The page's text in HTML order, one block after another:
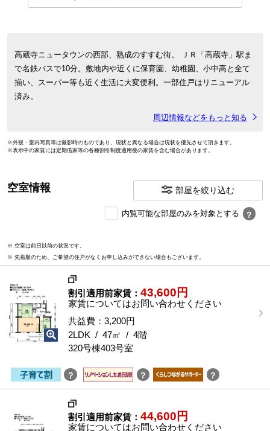
高蔵寺ニュータウンの西部、熟成のすすむ街。 ＪＲ「高蔵寺」駅ま
で名鉄バスで10分。敷地内や近くに保育園、幼稚園、小中高と全て
揃い、スーパー等も近く生活に大変便利。一部住戸はリニューアル
済み。
周辺情報などをもっと知る
※外観・室内写真等は撮影時のものであり、現状と異なる場合は現状を優先させて頂きます。
※表示中の家賃には定期借家等の各種割引制度適用後の家賃を含む場合があります。
空室情報 部屋を絞り込む
な
を
選
択
す
る
内覧可能な部屋のみを対象とする ？
※ 空室は前日以前の状況です。
※ 先着順のため、ご希望の住戸がなくお申し込みができない場合もございます。
割引適用前家賃：43,600円
家賃についてはお問い合わせください
共益費：3,200円
2LDK / 47㎡ / 4階
320号棟403号室
？ ？ ？
割引適用前家賃：44,600円
家賃についてはお問い合わせください